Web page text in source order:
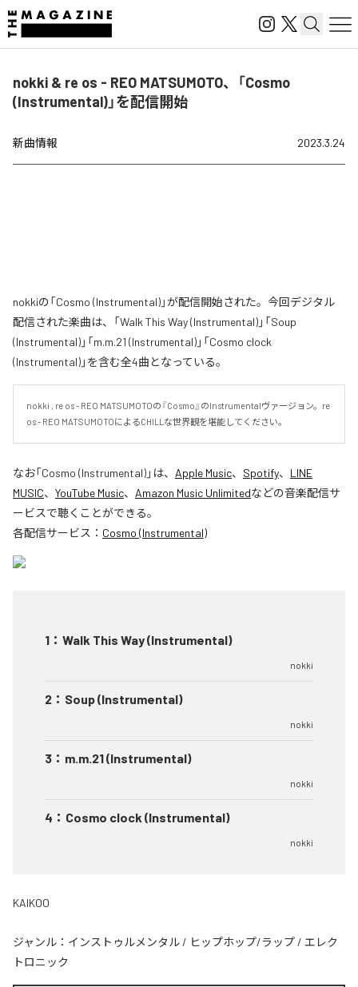
nokki & re os - REO MATSUMOTO、「Cosmo
(Instrumental)」を配信開始
新曲情報 2023.3.24
nokkiの「Cosmo (Instrumental)」が配信開始された。今回デジタル
配信された楽曲は、「Walk This Way (Instrumental)」「Soup
(Instrumental)」「m.m.21 (Instrumental)」「Cosmo clock
(Instrumental)」を含む全4曲となっている。
nokki , re os - REO MATSUMOTOの『Cosmo』のInstrumentalヴァージョン。re
os - REO MATSUMOTOによるCHILLな世界観を堪能してください。
なお「Cosmo (Instrumental)」は、 Apple Music、 Spotify、 LINE
MUSIC、 YouTube Music、 Amazon Music Unlimitedなどの音楽配信サ
ービスで聴くことができる。
各配信サービス： Cosmo (Instrumental)
1 ： Walk This Way (Instrumental)
nokki
2 ： Soup (Instrumental)
nokki
3 ： m.m.21 (Instrumental)
nokki
4 ： Cosmo clock (Instrumental)
nokki
KAIKOO
ジャンル： インストゥルメンタル / ヒップホップ/ラップ / エレク
トロニック